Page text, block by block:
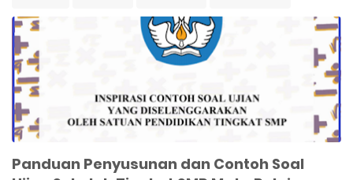
Panduan Pembuatan Soal Ujian Panduan Penilaian
Penilaian Soal Ujian Matematika Ujian Sekolah
Panduan Penyusunan dan Contoh Soal